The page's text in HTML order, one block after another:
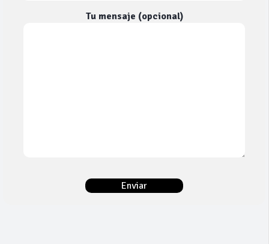
Tu mensaje (opcional)